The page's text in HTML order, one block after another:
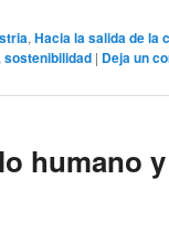
, Hacia la salida de la
sostenibilidad | Deja un
humano y